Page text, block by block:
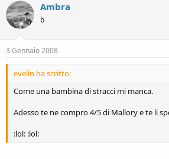
Ambra
b
3 Gennaio 2008
evelin ha scritto:
Come una bambina di stracci mi manca.
Adesso te ne compro 4/5 di Mallory e te li
:lol: :lol: